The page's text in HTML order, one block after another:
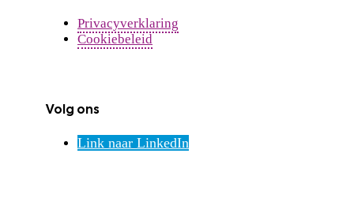
Privacyverklaring
Cookiebeleid
Volg ons
Link naar LinkedIn